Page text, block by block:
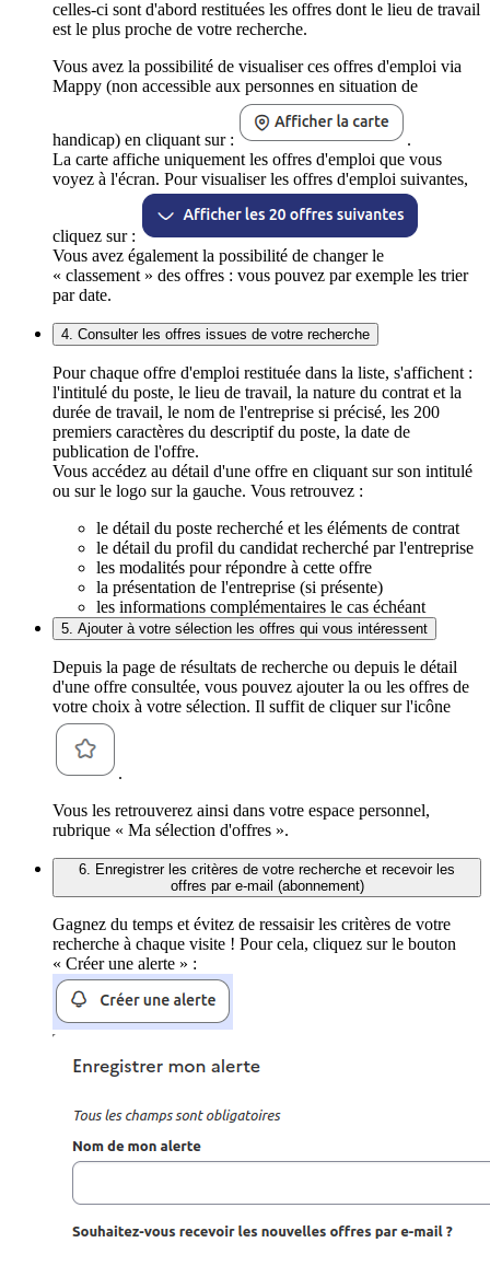
celles-ci sont d'abord restituées les offres dont le lieu de travail
est le plus proche de votre recherche.
Vous avez la possibilité de visualiser ces offres d'emploi via
Mappy (non accessible aux personnes en situation de
handicap) en cliquant sur :
.
La carte affiche uniquement les offres d'emploi que vous
voyez à l'écran. Pour visualiser les offres d'emploi suivantes,
cliquez sur :
Vous avez également la possibilité de changer le
« classement » des offres : vous pouvez par exemple les trier
par date.
4. Consulter les offres issues de votre recherche
Pour chaque offre d'emploi restituée dans la liste, s'affichent :
l'intitulé du poste, le lieu de travail, la nature du contrat et la
durée de travail, le nom de l'entreprise si précisé, les 200
premiers caractères du descriptif du poste, la date de
publication de l'offre.
Vous accédez au détail d'une offre en cliquant sur son intitulé
ou sur le logo sur la gauche. Vous retrouvez :
le détail du poste recherché et les éléments de contrat
le détail du profil du candidat recherché par l'entreprise
les modalités pour répondre à cette offre
la présentation de l'entreprise (si présente)
les informations complémentaires le cas échéant
5. Ajouter à votre sélection les offres qui vous intéressent
Depuis la page de résultats de recherche ou depuis le détail
d'une offre consultée, vous pouvez ajouter la ou les offres de
votre choix à votre sélection. Il suffit de cliquer sur l'icône
.
Vous les retrouverez ainsi dans votre espace personnel,
rubrique « Ma sélection d'offres ».
6. Enregistrer les critères de votre recherche et recevoir les
offres par e-mail (abonnement)
Gagnez du temps et évitez de ressaisir les critères de votre
recherche à chaque visite ! Pour cela, cliquez sur le bouton
« Créer une alerte » :